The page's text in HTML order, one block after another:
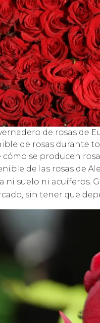
de rosas de
de rosas durante
se producen
de las rosas de
suelo ni acuíferos.
sin tener que